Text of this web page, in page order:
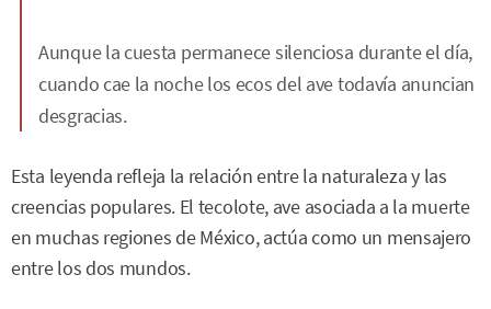
Aunque la cuesta permanece silenciosa durante el día,
cuando cae la noche los ecos del ave todavía anuncian
desgracias.
Esta leyenda refleja la relación entre la naturaleza y las
creencias populares. El tecolote, ave asociada a la muerte
en muchas regiones de México, actúa como un mensajero
entre los dos mundos.